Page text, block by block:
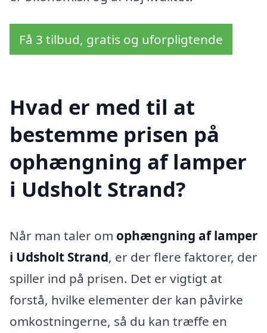
Få 3 tilbud, gratis og uforpligtende
Hvad er med til at
bestemme prisen på
ophængning af lamper
i Udsholt Strand?
Når man taler om ophængning af lamper
i Udsholt Strand, er der flere faktorer, der
spiller ind på prisen. Det er vigtigt at
forstå, hvilke elementer der kan påvirke
omkostningerne, så du kan træffe en